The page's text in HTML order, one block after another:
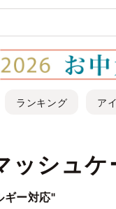
ランキング ア
ッシュケ
ギー対応"